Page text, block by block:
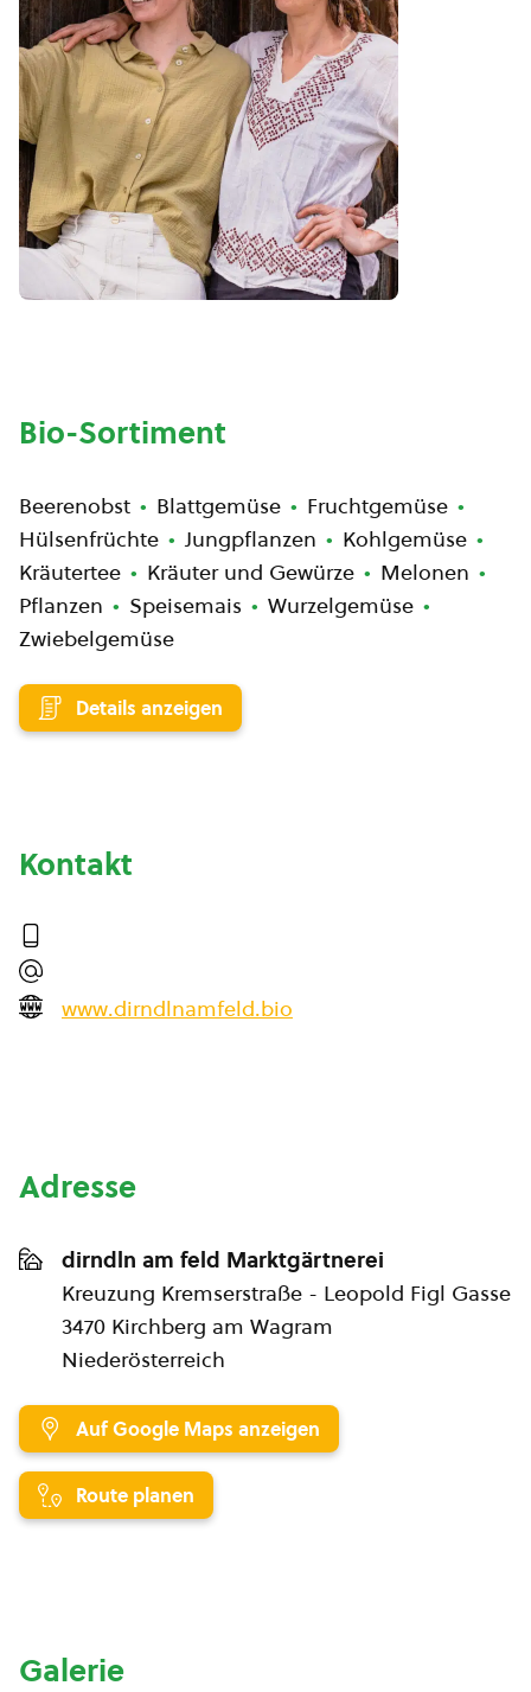
Bio-Sortiment
Beerenobst Blattgemüse
Fruchtgemüse
Hülsenfrüchte
Jungpflanzen
Kohlgemüse
Kräutertee
Kräuter und Gewürze
Melonen
Pflanzen
Speisemais
Wurzelgemüse
Zwiebelgemüse
Details anzeigen
Kontakt
www.dirndlnamfeld.bio
Adresse
dirndln am feld Marktgärtnerei
Kreuzung Kremserstraße - Leopold Figl Gasse
3470 Kirchberg am Wagram
Niederösterreich
Auf Google Maps anzeigen
Route planen
Galerie